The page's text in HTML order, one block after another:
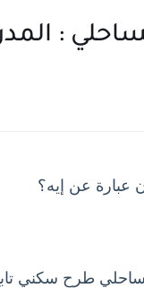
:
عبارة عن إيه؟
طرح سكني